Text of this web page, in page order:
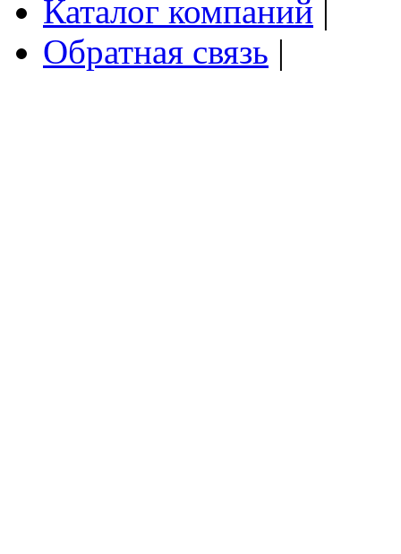
Каталог компаний
Обратная связь |